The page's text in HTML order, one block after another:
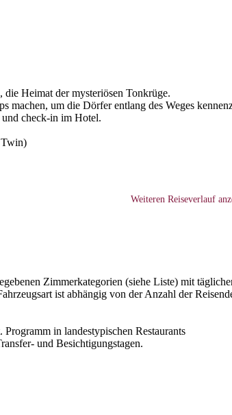
Heimat der mysteriösen Tonkrüge.
machen, um die Dörfer entlang des Weges
check-in im Hotel.
Twin)
Weiteren Reiseverlauf
Zimmerkategorien (siehe Liste) mit
ist abhängig von der Anzahl der
in landestypischen Restaurants
und Besichtigungstagen.